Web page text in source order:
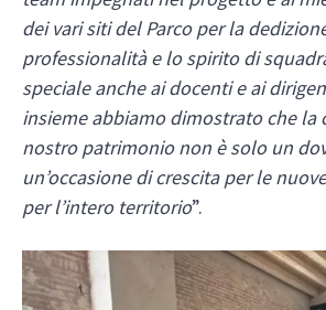
dei vari siti del Parco per la
professionalità e lo spirito di
speciale anche ai docenti e ai
insieme abbiamo dimostrato che la
nostro patrimonio non è solo un
un’occasione di crescita per le
per l’intero territorio”.